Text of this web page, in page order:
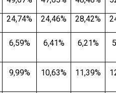
24,74% 24,46% 28,42%
6,59% 6,41% 6,21%
9,99% 10,63% 11,39%